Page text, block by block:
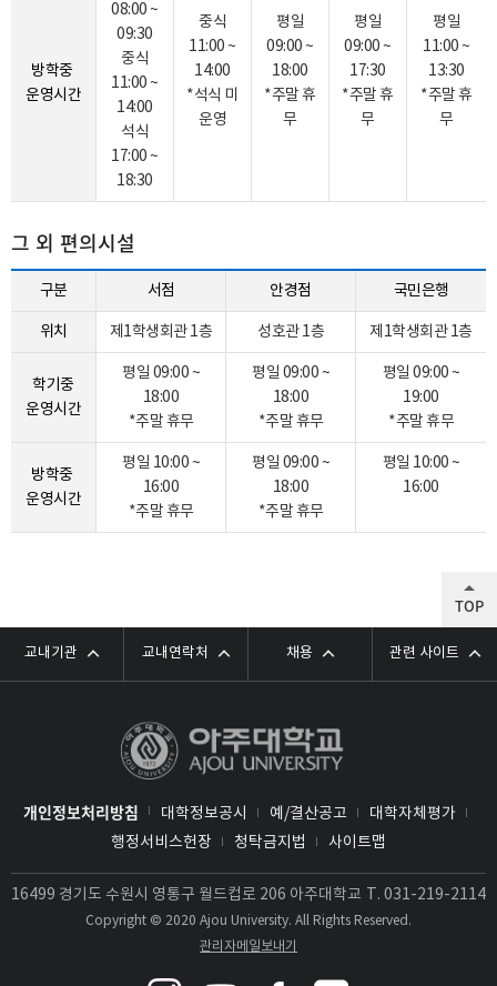
방학중
운영시간
08:00 ~
09:30
중식
11:00 ~
14:00
석식
17:00 ~
18:30
중식
11:00 ~
14:00
*석식 미
운영
평일
09:00 ~
18:00
*주말 휴
무
평일
09:00 ~
17:30
*주말 휴
무
평일
11:00 ~
13:30
*주말 휴
무
그 외 편의시설
구분 서점 안경점 국민은행
위치 제1학생회관 1층 성호관 1층 제1학생회관 1층
학기중
운영시간
평일 09:00 ~
18:00
*주말 휴무
평일 09:00 ~
18:00
*주말 휴무
평일 09:00 ~
19:00
*주말 휴무
방학중
운영시간
평일 10:00 ~
16:00
*주말 휴무
평일 09:00 ~
18:00
*주말 휴무
평일 10:00 ~
16:00
교내기관 교내연락처 채용 관련 사이트
개인정보처리방침 대학정보공시 예/결산공고
대학자체평가
행정서비스헌장
청탁금지법 사이트맵
16499 경기도 수원시 영통구 월드컵로 206 아주대학교 T. 031-219-2114
Copyright © 2020 Ajou University. All Rights Reserved.
관리자메일보내기
TOP